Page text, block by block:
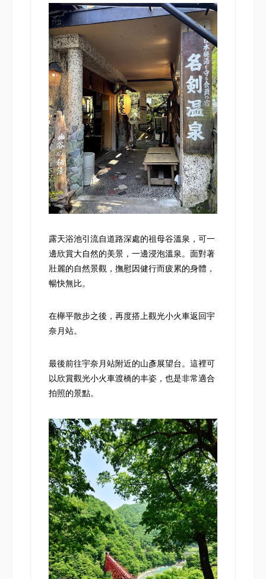
露天浴池引流自道路深處的祖母谷溫泉，可一
邊欣賞大自然的美景，一邊浸泡溫泉。面對著
壯麗的自然景觀，撫慰因健行而疲累的身體，
暢快無比。
在櫸平散步之後，再度搭上觀光小火車返回宇
奈月站。
最後前往宇奈月站附近的山彥展望台。這裡可
以欣賞觀光小火車渡橋的丰姿，也是非常適合
拍照的景點。